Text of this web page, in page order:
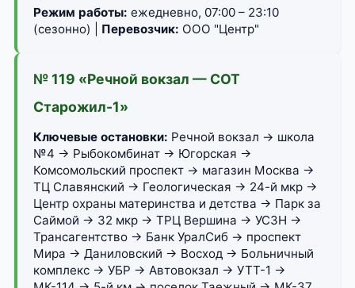
Режим работы: ежедневно, 07:00 – 23:10
(сезонно) | Перевозчик: ООО "Центр"
№ 119 «Речной вокзал — СОТ
Старожил-1»
Ключевые остановки: Речной вокзал → школа
№4 → Рыбокомбинат → Югорская →
Комсомольский проспект → магазин Москва →
ТЦ Славянский → Геологическая → 24-й мкр →
Центр охраны материнства и детства → Парк за
Саймой → 32 мкр → ТРЦ Вершина → УСЗН →
Трансагентство → Банк УралСиб → проспект
Мира → Даниловский → Восход → Больничный
комплекс → УБР → Автовокзал → УТТ-1 →